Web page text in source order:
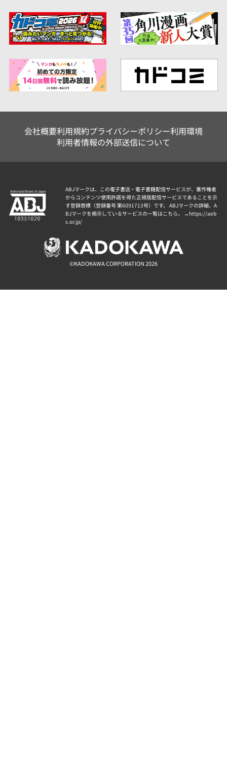
会社概要利用規約プライバシーポリシー利用環境
利用者情報の外部送信について
ABJマークは、この電子書店・電子書籍配信サービスが、著作権者
からコンテンツ使用許諾を得た正規版配信サービスであることを示
す登録商標（登録番号 第6091713号）です。 ABJマークの詳細、A
BJマークを掲示しているサービスの一覧はこちら。 → https://aeb
s.or.jp/
©KADOKAWA CORPORATION 2026